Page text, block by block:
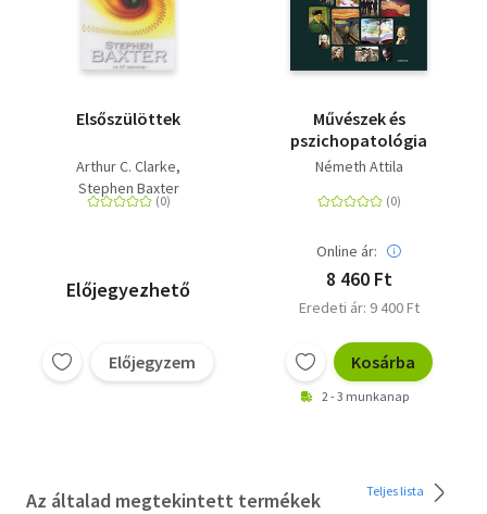
Elsőszülöttek
Arthur C. Clarke
Stephen Baxter
Előjegyezhető
Előjegyzem
Művészek és
pszichopatológia
Németh Attila
Online ár:
8 460 Ft
Eredeti ár: 9 400 Ft
Kosárba
2 - 3 munkanap
Az általad megtekintett termékek Teljes lista